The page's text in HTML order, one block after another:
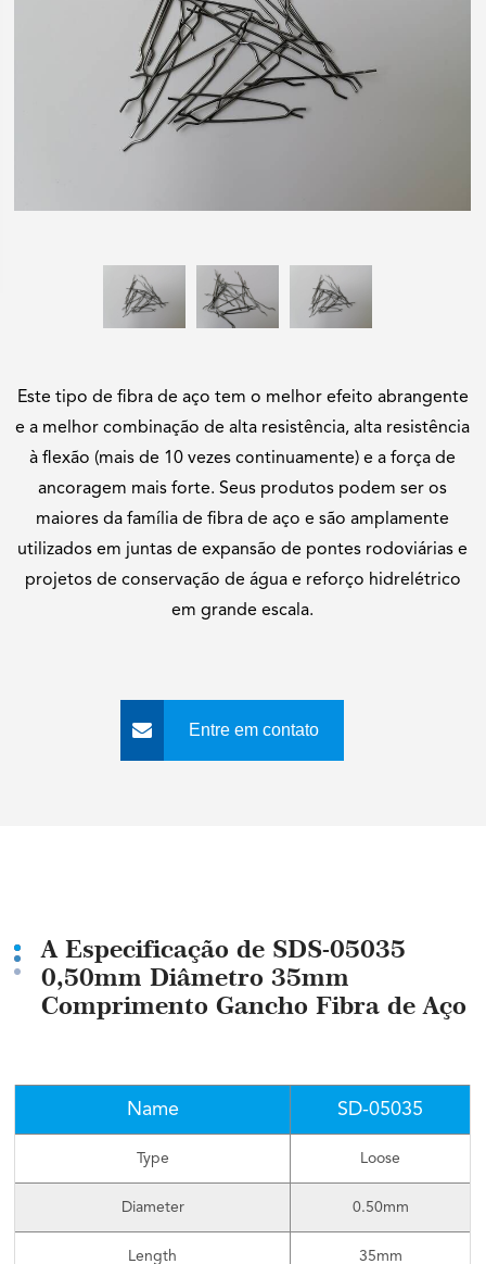
Este tipo de fibra de aço tem o melhor efeito abrangente
e a melhor combinação de alta resistência, alta resistência
à flexão (mais de 10 vezes continuamente) e a força de
ancoragem mais forte. Seus produtos podem ser os
maiores da família de fibra de aço e são amplamente
utilizados em juntas de expansão de pontes rodoviárias e
projetos de conservação de água e reforço hidrelétrico
em grande escala.
Entre em contato
A Especificação de SDS-05035
0,50mm Diâmetro 35mm
Comprimento Gancho Fibra de Aço
Name SD-05035
Type Loose
Diameter 0.50mm
Length 35mm